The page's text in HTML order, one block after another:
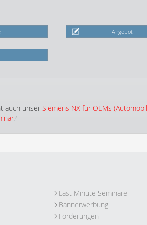
Angebot
auch unser Siemens NX für OEMs
?
Last Minute Seminare
Bannerwerbung
Förderungen